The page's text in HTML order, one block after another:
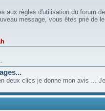
aux règles d'utilisation du forum
message, vous êtes prié de
deux clics je donne mon avis ...